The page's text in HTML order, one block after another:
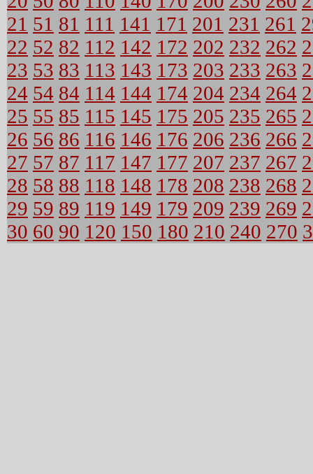
21 51 81 111 141 171 201 231 261
22 52 82 112 142 172 202 232 262
23 53 83 113 143 173 203 233 263
24 54 84 114 144 174 204 234 264
25 55 85 115 145 175 205 235 265
26 56 86 116 146 176 206 236 266
27 57 87 117 147 177 207 237 267
28 58 88 118 148 178 208 238 268
29 59 89 119 149 179 209 239 269
30 60 90 120 150 180 210 240 270